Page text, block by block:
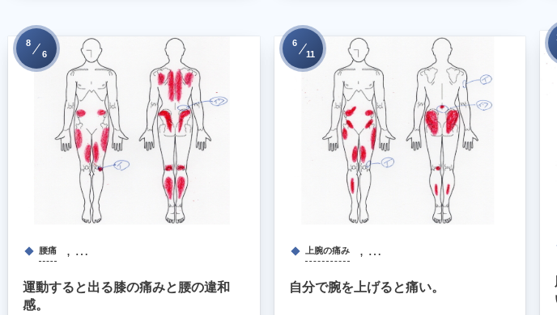
腰痛 , …
運動すると出る膝の痛みと腰の違和
感。
8
6
上腕の痛み , …
自分で腕を上げると痛い。
6
11